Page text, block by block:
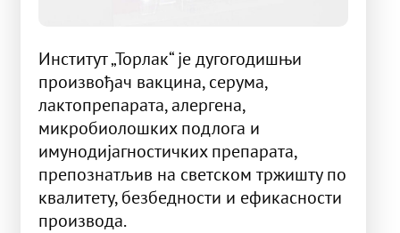
Институт „Торлак“ је дугогодишњи
произвођач вакцина, серума,
лактопрепарата, алергена,
микробиолошких подлога и
имунодијагностичких препарата,
препознатљив на светском тржишту по
квалитету, безбедности и ефикасности
производа.